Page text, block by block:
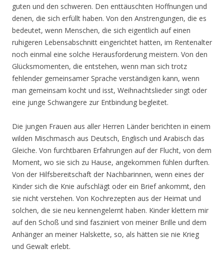
guten und den schweren. Den enttäuschten Hoffnungen und
denen, die sich erfüllt haben. Von den Anstrengungen, die es
bedeutet, wenn Menschen, die sich eigentlich auf einen
ruhigeren Lebensabschnitt eingerichtet hatten, im Rentenalter
noch einmal eine solche Herausforderung meistern. Von den
Glücksmomenten, die entstehen, wenn man sich trotz
fehlender gemeinsamer Sprache verständigen kann, wenn
man gemeinsam kocht und isst, Weihnachtslieder singt oder
eine junge Schwangere zur Entbindung begleitet.
Die jungen Frauen aus aller Herren Länder berichten in einem
wilden Mischmasch aus Deutsch, Englisch und Arabisch das
Gleiche. Von furchtbaren Erfahrungen auf der Flucht, von dem
Moment, wo sie sich zu Hause, angekommen fühlen durften.
Von der Hilfsbereitschaft der Nachbarinnen, wenn eines der
Kinder sich die Knie aufschlägt oder ein Brief ankommt, den
sie nicht verstehen. Von Kochrezepten aus der Heimat und
solchen, die sie neu kennengelernt haben. Kinder klettern mir
auf den Schoß und sind fasziniert von meiner Brille und dem
Anhänger an meiner Halskette, so, als hätten sie nie Krieg
und Gewalt erlebt.